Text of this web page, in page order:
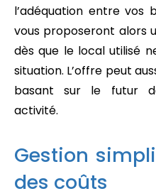
l’adéquation entre vos
vous proposeront alors
dès que le local utilisé
situation. L’offre peut
basant sur le futur
activité.
Gestion
des coûts